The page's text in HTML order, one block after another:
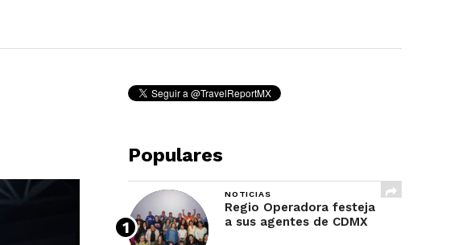
Populares
NOTICIAS
Regio Operadora festeja
a sus agentes de CDMX